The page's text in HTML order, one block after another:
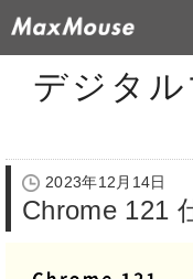
デジタ
2023年12月14日
Chrome 121